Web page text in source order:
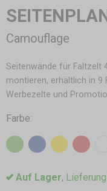
Camouflage
Seitenwände für Faltzelt
montieren, erhältlich in 9
Werbezelte und
Farbe:
Auf Lager,